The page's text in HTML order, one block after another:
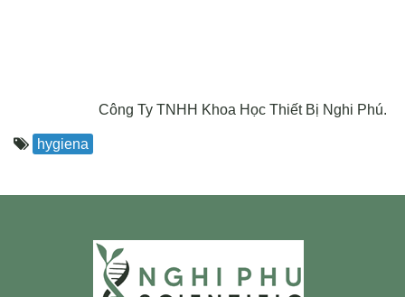
Công Ty TNHH Khoa Học Thiết Bị Nghi Phú.
hygiena